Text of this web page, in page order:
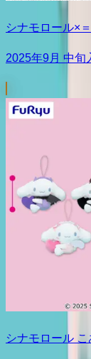
シナモロール×
2025年9月 中旬
シナモロール